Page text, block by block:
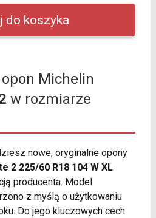
Michelin
w rozmiarze
nowe, oryginalne opony
2 225/60 R18 104 W XL
producenta. Model
z myślą o użytkowaniu
Do jego kluczowych cech